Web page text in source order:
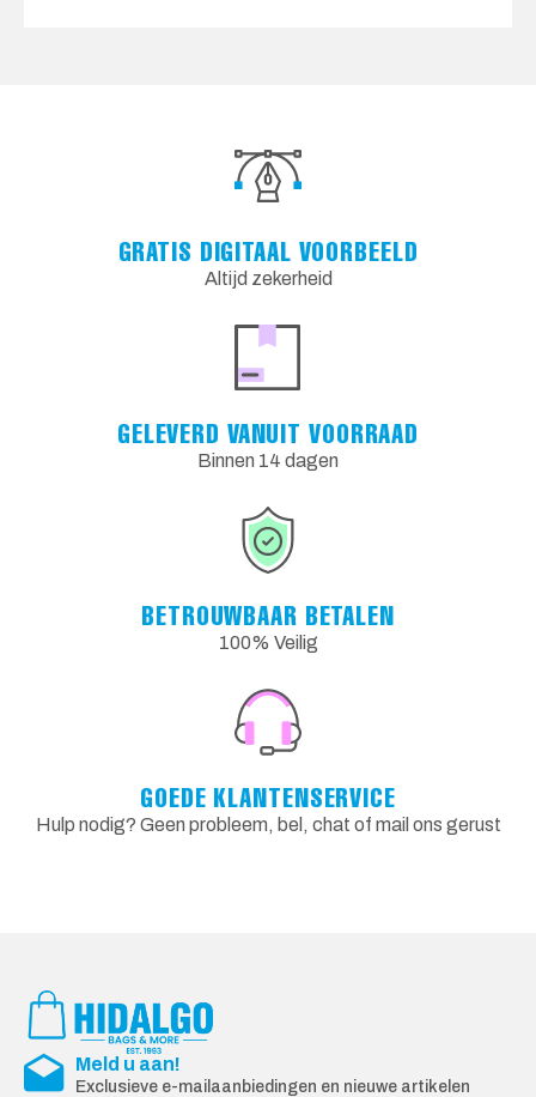
GRATIS DIGITAAL VOORBEELD
Altijd zekerheid
GELEVERD VANUIT VOORRAAD
Binnen 14 dagen
BETROUWBAAR BETALEN
100% Veilig
GOEDE KLANTENSERVICE
Hulp nodig? Geen probleem, bel, chat of mail ons gerust
Meld u aan!
Exclusieve e-mailaanbiedingen en nieuwe artikelen